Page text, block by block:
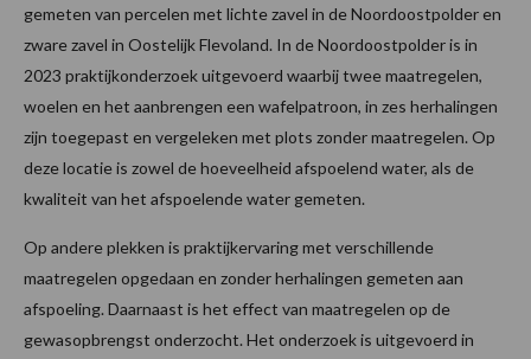
gemeten van percelen met lichte zavel in de Noordoostpolder en
zware zavel in Oostelijk Flevoland. In de Noordoostpolder is in
2023 praktijkonderzoek uitgevoerd waarbij twee maatregelen,
woelen en het aanbrengen een wafelpatroon, in zes herhalingen
zijn toegepast en vergeleken met plots zonder maatregelen. Op
deze locatie is zowel de hoeveelheid afspoelend water, als de
kwaliteit van het afspoelende water gemeten.
Op andere plekken is praktijkervaring met verschillende
maatregelen opgedaan en zonder herhalingen gemeten aan
afspoeling. Daarnaast is het effect van maatregelen op de
gewasopbrengst onderzocht. Het onderzoek is uitgevoerd in